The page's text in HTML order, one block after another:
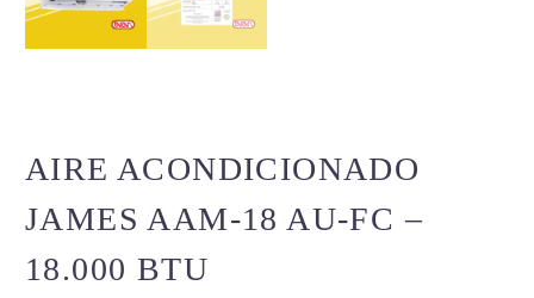
AIRE ACONDICIONADO
JAMES AAM-18 AU-FC –
18.000 BTU